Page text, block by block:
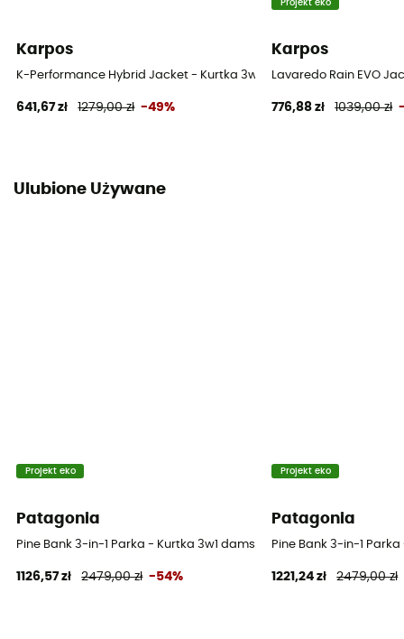
Karpos
K-Performance Hybrid Jacket - Kurtka 3w1 damska
641,67 zł 1279,00 zł -49%
Projekt eko
Karpos
Lavaredo Rain EVO
776,88 zł 1039,00 zł
Ulubione Używane
Projekt eko
Patagonia
Pine Bank 3-in-1 Parka - Kurtka 3w1 damska
1126,57 zł 2479,00 zł -54%
Projekt eko
Patagonia
Pine Bank 3-in-1
1221,24 zł 2479,00 zł